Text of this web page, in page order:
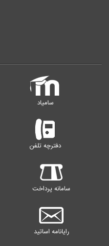
سامیاد
دفترچه تلفن
سامانه پرداخت
رایانامه اساتید